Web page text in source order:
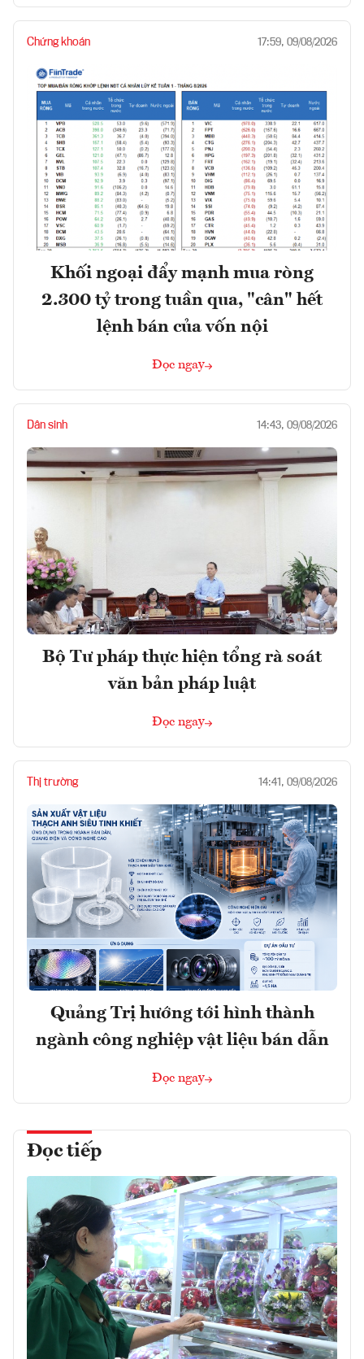
Chứng khoán 17:59, 09/08/2026
Khối ngoại đẩy mạnh mua ròng
2.300 tỷ trong tuần qua, "cân" hết
lệnh bán của vốn nội
Đọc ngay
Dân sinh 14:43, 09/08/2026
Bộ Tư pháp thực hiện tổng rà soát
văn bản pháp luật
Đọc ngay
Thị trường 14:41, 09/08/2026
Quảng Trị hướng tới hình thành
ngành công nghiệp vật liệu bán dẫn
Đọc ngay
Đọc tiếp